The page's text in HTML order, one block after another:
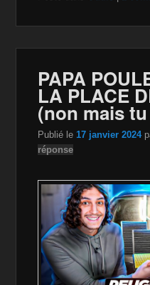
c
e
b
o
o
k
tt
er
a
z
o
n
W
is
h
st
PAPA
LA PLACE
(non mais
Publié le17 janvier 2024
réponse